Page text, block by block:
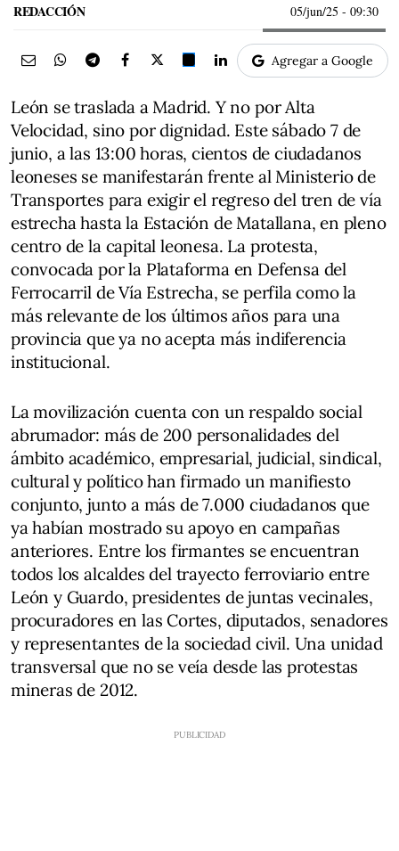
REDACCIÓN 05/jun/25 - 09:30
Agregar a Google
León se traslada a Madrid. Y no por Alta
Velocidad, sino por dignidad. Este sábado 7 de
junio, a las 13:00 horas, cientos de ciudadanos
leoneses se manifestarán frente al Ministerio de
Transportes para exigir el regreso del tren de vía
estrecha hasta la Estación de Matallana, en pleno
centro de la capital leonesa. La protesta,
convocada por la Plataforma en Defensa del
Ferrocarril de Vía Estrecha, se perfila como la
más relevante de los últimos años para una
provincia que ya no acepta más indiferencia
institucional.
La movilización cuenta con un respaldo social
abrumador: más de 200 personalidades del
ámbito académico, empresarial, judicial, sindical,
cultural y político han firmado un manifiesto
conjunto, junto a más de 7.000 ciudadanos que
ya habían mostrado su apoyo en campañas
anteriores. Entre los firmantes se encuentran
todos los alcaldes del trayecto ferroviario entre
León y Guardo, presidentes de juntas vecinales,
procuradores en las Cortes, diputados, senadores
y representantes de la sociedad civil. Una unidad
transversal que no se veía desde las protestas
mineras de 2012.